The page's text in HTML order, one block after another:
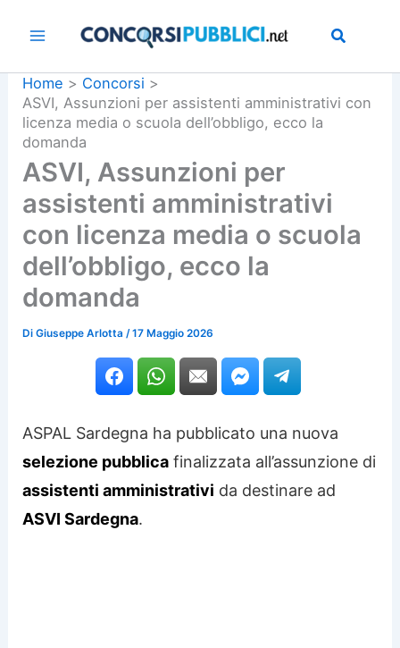
Home
Concorsi
ASVI, Assunzioni per assistenti amministrativi con
licenza media o scuola dell’obbligo, ecco la
domanda
ASVI, Assunzioni per
assistenti amministrativi
con licenza media o scuola
dell’obbligo, ecco la
domanda
DiGiuseppe Arlotta /17 Maggio 2026
ASPAL Sardegna ha pubblicato una nuova
selezione pubblica finalizzata all’assunzione di
assistenti amministrativi da destinare ad
ASVI Sardegna.